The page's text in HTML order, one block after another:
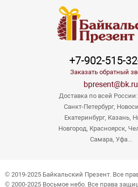
+7-902-515-
Заказать обратный
bpresent@bk.ru
Доставка по всей
Санкт-Петербург,
Екатеринбург, Казань,
Новгород, Красноярск,
Самара, Уфа...
© 2019-2025 Байкальский Презент. Все
© 2000-2025 Восьмое небо. Все права